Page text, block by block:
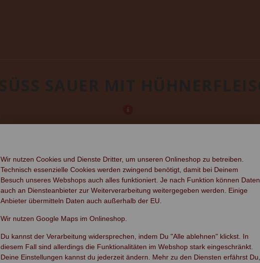
Wir nutzen Cookies und Dienste Dritter, um unseren Onlineshop zu betreiben.
Technisch essenzielle Cookies werden zwingend benötigt, damit bei Deinem
Besuch unseres Webshops auch alles funktioniert. Je nach Funktion können Daten
auch an Diensteanbieter zur Weiterverarbeitung weitergegeben werden. Einige
Anbieter übermitteln Daten auch außerhalb der EU.
Wir nutzen Google Maps im Onlineshop.
Du kannst der Verarbeitung widersprechen, indem Du "Alle ablehnen" klickst. In
diesem Fall sind allerdings die Funktionalitäten im Webshop stark eingeschränkt.
Deine Einstellungen kannst du jederzeit ändern. Mehr zu den Diensten erfährst Du,